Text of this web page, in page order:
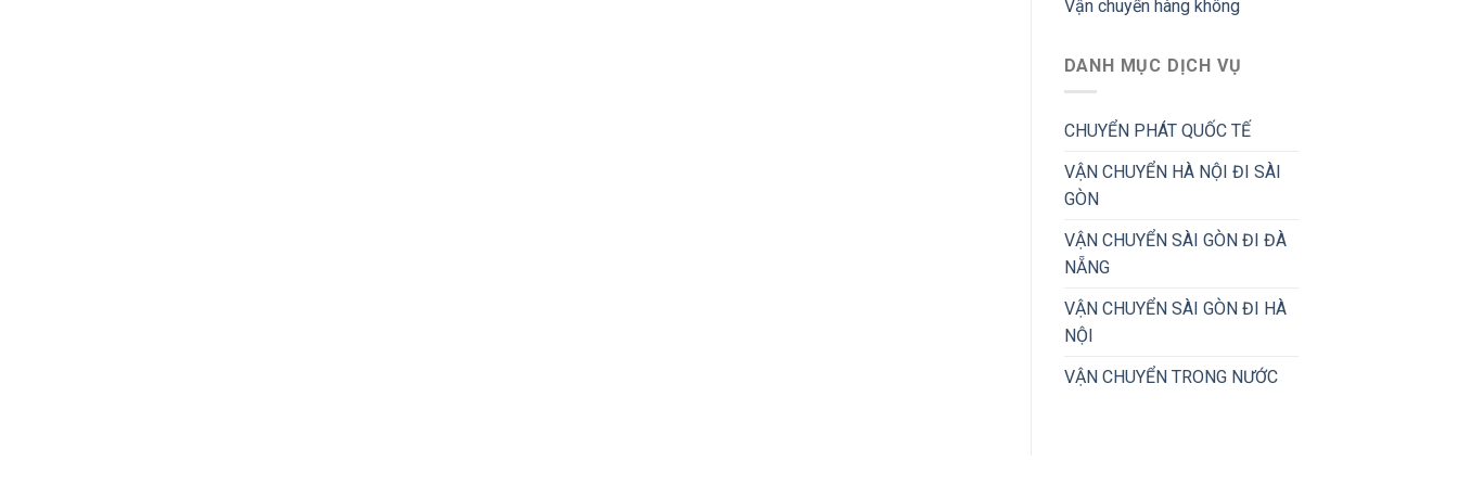
Vận chuyển hàng không
DANH MỤC DỊCH VỤ
CHUYỂN PHÁT QUỐC TẾ
VẬN CHUYỂN HÀ NỘI ĐI SÀI
GÒN
VẬN CHUYỂN SÀI GÒN ĐI ĐÀ
NẴNG
VẬN CHUYỂN SÀI GÒN ĐI HÀ
NỘI
VẬN CHUYỂN TRONG NƯỚC